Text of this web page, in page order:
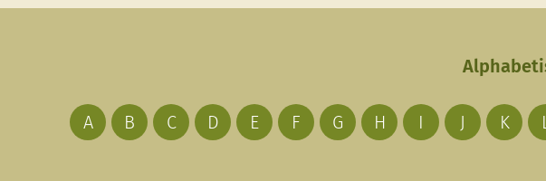
A B C D E F G H I J K